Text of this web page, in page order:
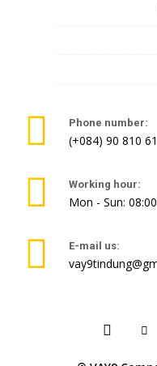
Phone number:
(+084) 90 810
Working hour:
Mon - Sun:
E-mail us: